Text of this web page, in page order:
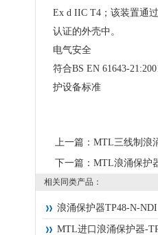
Ex d IIC T4；该装置通
认证的外壳中。
电气安全
符合BS EN 61643-
护设备标准
上一篇： MTL三线制浪
下一篇： MTL浪涌保护
相关同类产品：
浪涌保护器TP48-N-NDI
MTL进口浪涌保护器-